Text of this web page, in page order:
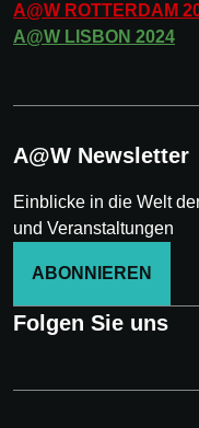
A@W ROTTERDAM
A@W LISBON 2024
A@W Newsletter
Einblicke in die Welt
und Veranstaltungen
ABONNIEREN
Folgen Sie uns